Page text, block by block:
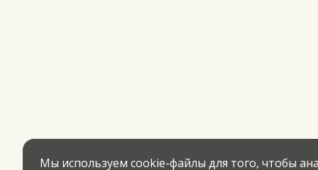
Мы используем cookie-файлы для того, чтобы